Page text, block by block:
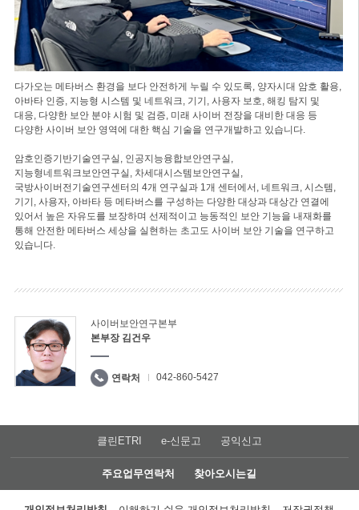
다가오는 메타버스 환경을 보다 안전하게 누릴 수 있도록, 양자시대 암호 활용,
아바타 인증, 지능형 시스템 및 네트워크, 기기, 사용자 보호, 해킹 탐지 및
대응, 다양한 보안 분야 시험 및 검증, 미래 사이버 전장을 대비한 대응 등
다양한 사이버 보안 영역에 대한 핵심 기술을 연구개발하고 있습니다.
암호인증기반기술연구실, 인공지능융합보안연구실,
지능형네트워크보안연구실, 차세대시스템보안연구실,
국방사이버전기술연구센터의 4개 연구실과 1개 센터에서, 네트워크, 시스템,
기기, 사용자, 아바타 등 메타버스를 구성하는 다양한 대상과 대상간 연결에
있어서 높은 자유도를 보장하며 선제적이고 능동적인 보안 기능을 내재화를
통해 안전한 메타버스 세상을 실현하는 초고도 사이버 보안 기술을 연구하고
있습니다.
사이버보안연구본부
본부장 김건우
연락처 042-860-5427
클린ETRI e-신문고 공익신고
주요업무연락처 찾아오시는길